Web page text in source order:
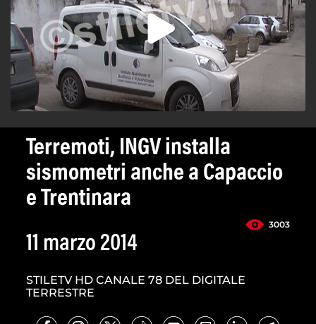
Terremoti, INGV installa
sismometri anche a Capaccio
e Trentinara
3003
11 marzo 2014
STILETV HD CANALE 78 DEL DIGITALE
TERRESTRE